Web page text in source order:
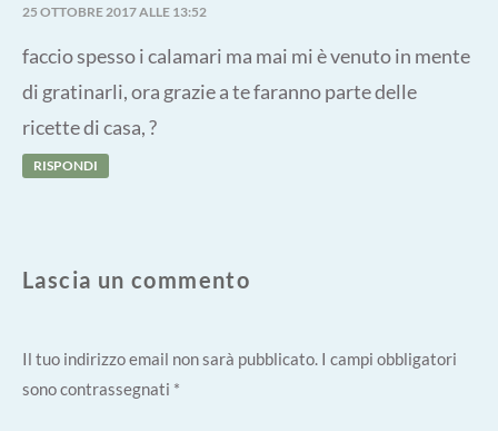
25 OTTOBRE 2017 ALLE 13:52
faccio spesso i calamari ma mai mi è venuto in mente
di gratinarli, ora grazie a te faranno parte delle
ricette di casa, ?
RISPONDI
Lascia un commento
Il tuo indirizzo email non sarà pubblicato. I campi obbligatori
sono contrassegnati *